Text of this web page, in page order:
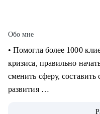
Обо мне
‌‌‌‌‌• Помогла более 1000
кризиса, правильно
сменить сферу,
развития